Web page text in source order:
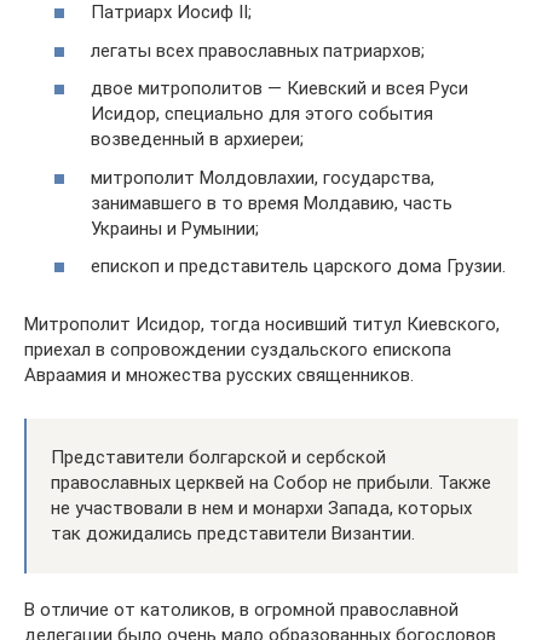
Патриарх Иосиф II;
легаты всех православных патриархов;
двое митрополитов — Киевский и всея Руси
Исидор, специально для этого события
возведенный в архиереи;
митрополит Молдовлахии, государства,
занимавшего в то время Молдавию, часть
Украины и Румынии;
епископ и представитель царского дома Грузии.
Митрополит Исидор, тогда носивший титул Киевского,
приехал в сопровождении суздальского епископа
Авраамия и множества русских священников.
Представители болгарской и сербской
православных церквей на Собор не прибыли. Также
не участвовали в нем и монархи Запада, которых
так дожидались представители Византии.
В отличие от католиков, в огромной православной
делегации было очень мало образованных богословов.